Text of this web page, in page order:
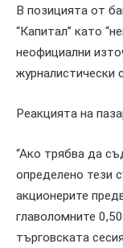
В позицията от
“Капитал” като
неофициални
журналистически
Реакцията на
“Ако трябва да
определено тези
акционерите
главоломните
търговската